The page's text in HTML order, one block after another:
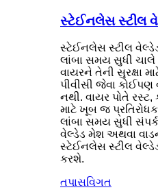
સ્ટેઈનલેસ સ્ટીલ
સ્ટેઈનલેસ સ્ટીલ
લાંબા સમય સુધી
વાયરને તેની સુરક્ષા
પીવીસી જેવા કોઈપણ
નથી. વાયર પોતે
માટે ખૂબ જ
લાંબા સમય સુધી
વેલ્ડેડ મેશ અથવા
સ્ટેઈનલેસ સ્ટીલ
કરશે.
તપાસવિગત